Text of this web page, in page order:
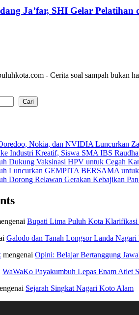
Ja’far, SHI Gelar
- Cerita soal sampah bukan
Cari
Nokia, dan NVIDIA Luncurkan
Industri Kreatif, Siswa SMA IBS
Dukung Vaksinasi HPV untuk Cegah
Luncurkan GEMPITA BERSAMA untuk
Dorong Relawan Gerakan Kebajikan
Bupati Lima Puluh Kota Klarifikasi
Galodo dan Tanah Longsor Landa
mengenai Opini: Belajar Bertanggung
WaWaKo Payakumbuh Lepas Enam Atlet
Sejarah Singkat Nagari Koto Alam